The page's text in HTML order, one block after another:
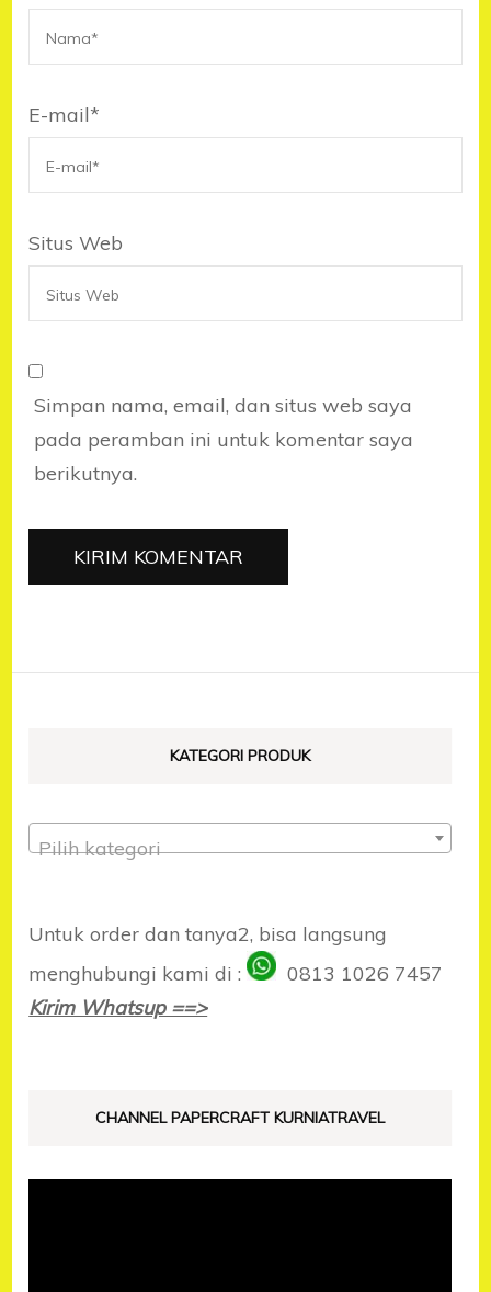
E-mail*
Situs Web
Simpan nama, email, dan situs web saya
pada peramban ini untuk komentar saya
berikutnya.
KATEGORI PRODUK
Pilih kategori
Untuk order dan tanya2, bisa langsung
menghubungi kami di :
0813 1026 7457
Kirim Whatsup ==>
CHANNEL PAPERCRAFT KURNIATRAVEL